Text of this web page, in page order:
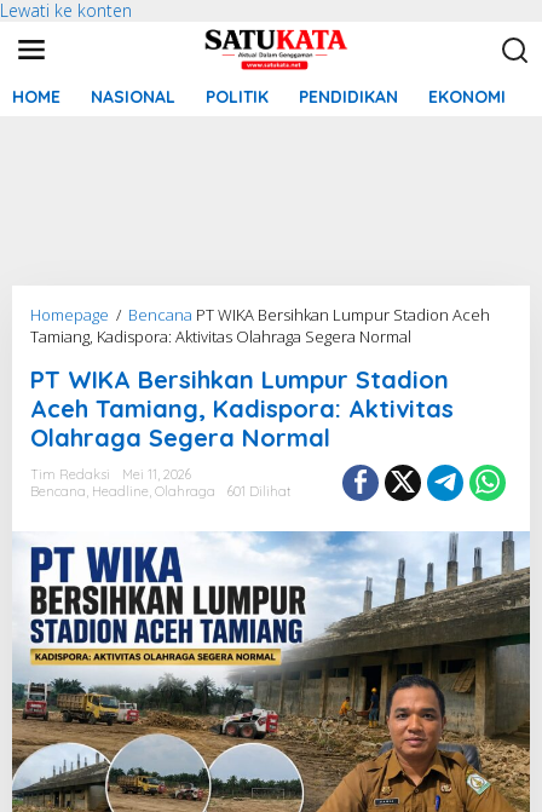
Lewati ke konten
HOME NASIONAL POLITIK PENDIDIKAN EKONOMI
Homepage / Bencana PT WIKA Bersihkan Lumpur Stadion Aceh
Tamiang, Kadispora: Aktivitas Olahraga Segera Normal
PT WIKA Bersihkan Lumpur Stadion
Aceh Tamiang, Kadispora: Aktivitas
Olahraga Segera Normal
Tim Redaksi
Mei 11, 2026
Bencana, Headline, Olahraga 601 Dilihat